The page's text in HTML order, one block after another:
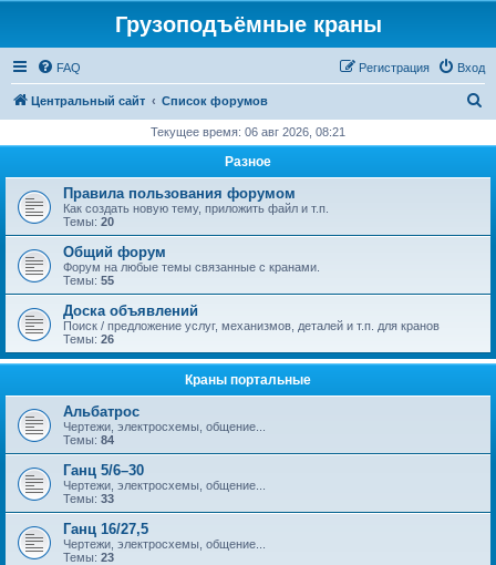
Грузоподъёмные краны
FAQ Вход
Регистрация
Центральный сайт Список форумов
с
Текущее время: 06 авг 2026, 08:21
Разное
Правила пользования форумом
Как создать новую тему, приложить файл и т.п.
Темы: 20
Общий форум
Форум на любые темы связанные с кранами.
Темы: 55
Доска объявлений
Поиск / предложение услуг, механизмов, деталей и т.п. для кранов
Темы: 26
Краны портальные
Альбатрос
Чертежи, электросхемы, общение...
Темы: 84
Ганц 5/6–30
Чертежи, электросхемы, общение...
Темы: 33
Ганц 16/27,5
Чертежи, электросхемы, общение...
Темы: 23